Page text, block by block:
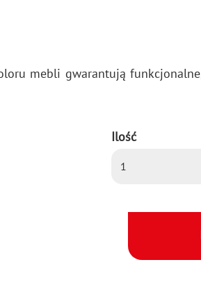
mebli gwa­ran­tu­ją
Ilość